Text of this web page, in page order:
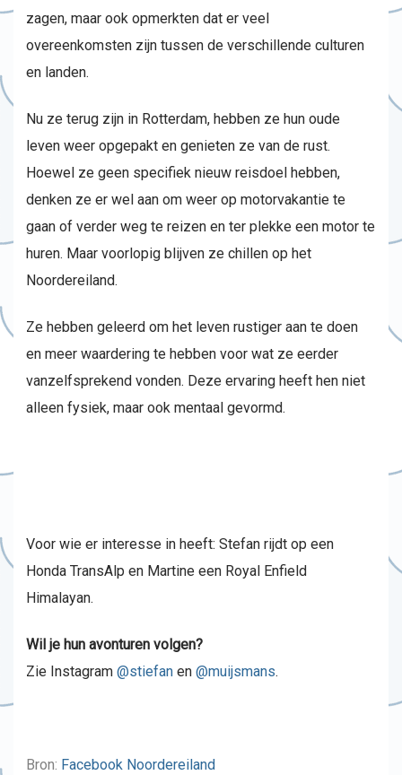
zagen, maar ook opmerkten dat er veel
overeenkomsten zijn tussen de verschillende culturen
en landen.
Nu ze terug zijn in Rotterdam, hebben ze hun oude
leven weer opgepakt en genieten ze van de rust.
Hoewel ze geen specifiek nieuw reisdoel hebben,
denken ze er wel aan om weer op motorvakantie te
gaan of verder weg te reizen en ter plekke een motor te
huren. Maar voorlopig blijven ze chillen op het
Noordereiland.
Ze hebben geleerd om het leven rustiger aan te doen
en meer waardering te hebben voor wat ze eerder
vanzelfsprekend vonden. Deze ervaring heeft hen niet
alleen fysiek, maar ook mentaal gevormd.
Voor wie er interesse in heeft: Stefan rijdt op een
Honda TransAlp en Martine een Royal Enfield
Himalayan.
Wil je hun avonturen volgen?
Zie Instagram @stiefan en @muijsmans.
Bron: Facebook Noordereiland